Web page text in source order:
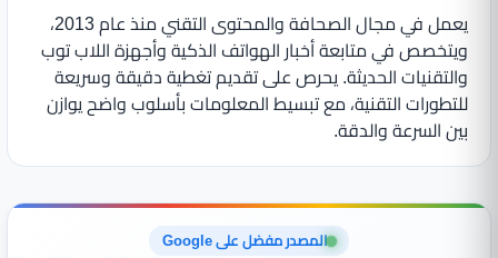
يعمل في مجال الصحافة والمحتوى التقني منذ عام 2013،
ويتخصص في متابعة أخبار الهواتف الذكية وأجهزة اللاب توب
والتقنيات الحديثة. يحرص على تقديم تغطية دقيقة وسريعة
للتطورات التقنية، مع تبسيط المعلومات بأسلوب واضح يوازن
بين السرعة والدقة.
المصدر مفضل على Google